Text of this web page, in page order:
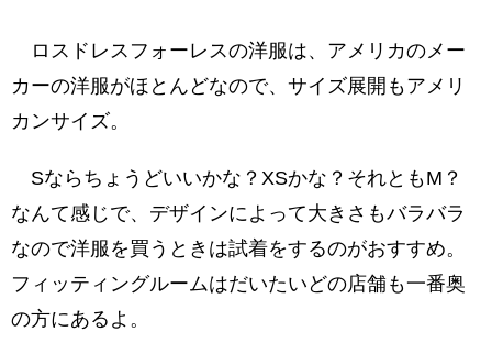
ロスドレスフォーレスの洋服は、アメリカのメー
カーの洋服がほとんどなので、サイズ展開もアメリ
カンサイズ。
Sならちょうどいいかな？XSかな？それともM？
なんて感じで、デザインによって大きさもバラバラ
なので洋服を買うときは試着をするのがおすすめ。
フィッティングルームはだいたいどの店舗も一番奥
の方にあるよ。